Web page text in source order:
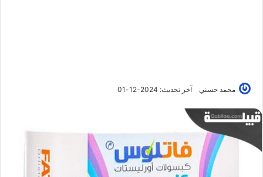
محمد حسني آخر تحديث: 2024-12-01